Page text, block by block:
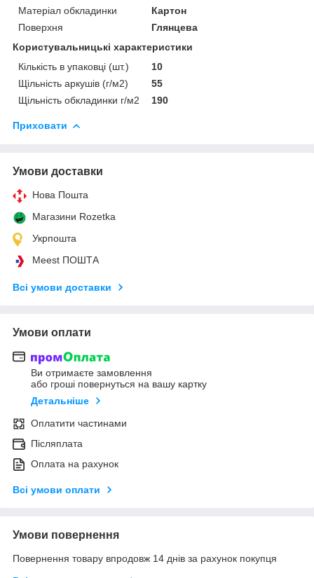
Матеріал обкладинки
Картон
Поверхня
Глянцева
Користувальницькі характеристики
Кількість в упаковці (шт.)
10
Щільність аркушів (г/м2)
55
Щільність обкладинки г/м2
190
Приховати
Умови доставки
Нова Пошта
Магазини Rozetka
Укрпошта
Meest ПОШТА
Всі умови доставки
Умови оплати
Ви отримаєте замовлення
або гроші повернуться на вашу картку
Детальніше
Оплатити частинами
Післяплата
Оплата на рахунок
Всі умови оплати
Умови повернення
Повернення товару впродовж 14 днів за рахунок покупця